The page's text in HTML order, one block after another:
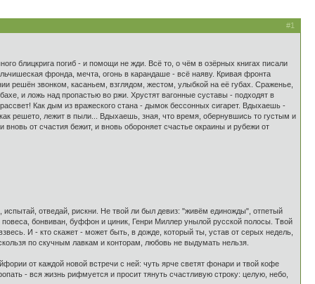
#1
блицкрига погиб - и помощи не жди. Всё то, о чём в озёрных книгах писали
фронда, мечта, огонь в карандаше - всё наяву. Кривая фронта
решён звонком, касаньем, взглядом, жестом, улыбкой на её губах. Сраженье,
и ложь над пропастью во ржи. Хрустят вагонные суставы - подходят в
Как дым из вражеского стана - дымок бессонных сигарет. Вдыхаешь -
решето, лежит в пыли... Вдыхаешь, зная, что время, обернувшись то густым и
от счастия бежит, и вновь обороняет счастье окраины и рубежи от
отведай, рискни. Не твой ли был девиз: "живём единожды", отпетый
бонвиван, буффон и циник, Генри Миллер унылой русской полосы. Твой
И - кто скажет - может быть, в дожде, который ты, устав от серых недель,
по скучным лавкам и конторам, любовь не выдумать нельзя.
от каждой новой встречи с ней: чуть ярче светят фонари и твой кофе
- вся жизнь рифмуется и просит тянуть счастливую строку: целую, небо,